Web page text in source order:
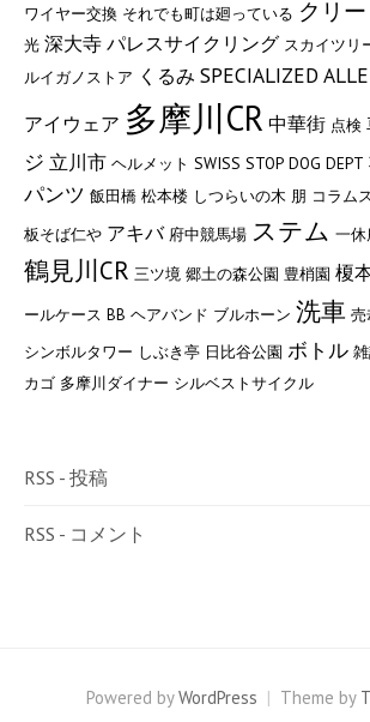
ワイヤー交換 それでも町は廻っている クリー
光 深大寺 パレスサイクリング スカイツリ
ルイガノストア くるみ SPECIALIZED
アイウェア 多摩川CR 中華街 点検
ジ 立川市 ヘルメット SWISS STOP DOG DEPT
パンツ 飯田橋 松本楼 しつらいの木 朋 コラム
板そば仁や アキバ 府中競馬場 ステム 一休
鶴見川CR 三ツ境 郷土の森公園 豊梢園 榎
ールケース BB ヘアバンド ブルホーン 洗車 売
シンボルタワー しぶき亭 日比谷公園 ボトル
カゴ 多摩川ダイナー シルベストサイクル
RSS - 投稿
RSS - コメント
Powered byWordPress | Theme by